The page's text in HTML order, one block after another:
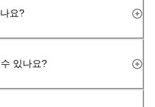
요?
있나요?